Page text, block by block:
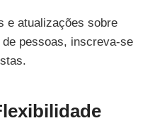
e atualizações sobre
pessoas, inscreva-se